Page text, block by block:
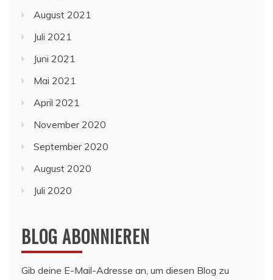
August 2021
Juli 2021
Juni 2021
Mai 2021
April 2021
November 2020
September 2020
August 2020
Juli 2020
BLOG ABONNIEREN
Gib deine E-Mail-Adresse an, um diesen Blog zu